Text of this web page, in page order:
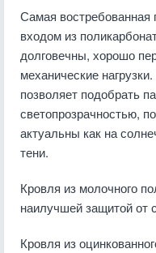
Самая
входом из
долговечны, хорошо
механические
позволяет подобрать
светопрозрачностью,
актуальны как на
тени.
Кровля из молочного
наилучшей защитой от
Кровля из